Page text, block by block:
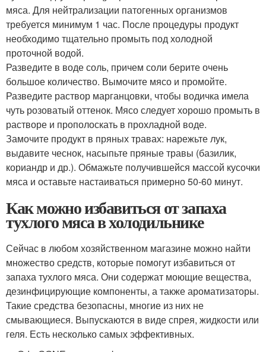
мяса. Для нейтрализации патогенных организмов
требуется минимум 1 час. После процедуры продукт
необходимо тщательно промыть под холодной
проточной водой.
Разведите в воде соль, причем соли берите очень
большое количество. Вымочите мясо и промойте.
Разведите раствор марганцовки, чтобы водичка имела
чуть розоватый оттенок. Мясо следует хорошо промыть в
растворе и прополоскать в прохладной воде.
Замочите продукт в пряных травах: нарежьте лук,
выдавите чеснок, насыпьте пряные травы (базилик,
кориандр и др.). Обмажьте получившейся массой кусочки
мяса и оставьте настаиваться примерно 50-60 минут.
Как можно избавиться от запаха
тухлого мяса в холодильнике
Сейчас в любом хозяйственном магазине можно найти
множество средств, которые помогут избавиться от
запаха тухлого мяса. Они содержат моющие вещества,
дезинфицирующие компоненты, а также ароматизаторы.
Такие средства безопасны, многие из них не
смывающиеся. Выпускаются в виде спрея, жидкости или
геля. Есть несколько самых эффективных.